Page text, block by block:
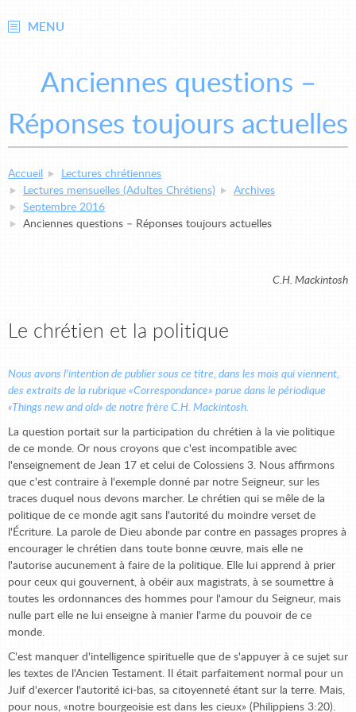
MENU
Anciennes questions –
Réponses toujours actuelles
Accueil
Lectures chrétiennes
Lectures mensuelles (Adultes Chrétiens)
Archives
Septembre 2016
Anciennes questions – Réponses toujours actuelles
C.H. Mackintosh
Le chrétien et la politique
Nous avons l'intention de publier sous ce titre, dans les mois qui viennent,
des extraits de la rubrique «Correspondance» parue dans le périodique
«Things new and old» de notre frère C.H. Mackintosh.
La question portait sur la participation du chrétien à la vie politique
de ce monde. Or nous croyons que c'est incompatible avec
l'enseignement de Jean 17 et celui de Colossiens 3. Nous affirmons
que c'est contraire à l'exemple donné par notre Seigneur, sur les
traces duquel nous devons marcher. Le chrétien qui se mêle de la
politique de ce monde agit sans l'autorité du moindre verset de
l'Écriture. La parole de Dieu abonde par contre en passages propres à
encourager le chrétien dans toute bonne œuvre, mais elle ne
l'autorise aucunement à faire de la politique. Elle lui apprend à prier
pour ceux qui gouvernent, à obéir aux magistrats, à se soumettre à
toutes les ordonnances des hommes pour l'amour du Seigneur, mais
nulle part elle ne lui enseigne à manier l'arme du pouvoir de ce
monde.
C'est manquer d'intelligence spirituelle que de s'appuyer à ce sujet sur
les textes de l'Ancien Testament. Il était parfaitement normal pour un
Juif d'exercer l'autorité ici-bas, sa citoyenneté étant sur la terre. Mais,
pour nous, «notre bourgeoisie est dans les cieux» (Philippiens 3:20).